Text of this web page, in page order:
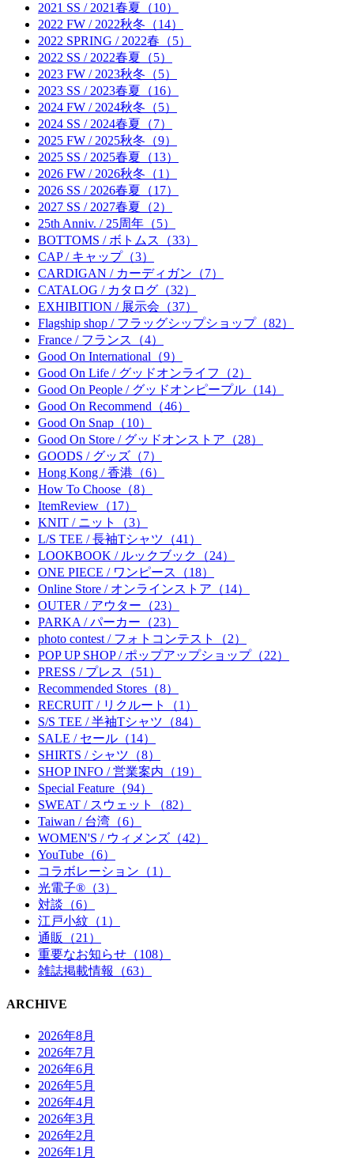
2021 SS / 2021春夏（10）
2022 FW / 2022秋冬（14）
2022 SPRING / 2022春（5）
2022 SS / 2022春夏（5）
2023 FW / 2023秋冬（5）
2023 SS / 2023春夏（16）
2024 FW / 2024秋冬（5）
2024 SS / 2024春夏（7）
2025 FW / 2025秋冬（9）
2025 SS / 2025春夏（13）
2026 FW / 2026秋冬（1）
2026 SS / 2026春夏（17）
2027 SS / 2027春夏（2）
25th Anniv. / 25周年（5）
BOTTOMS / ボトムス（33）
CAP / キャップ（3）
CARDIGAN / カーディガン（7）
CATALOG / カタログ（32）
EXHIBITION / 展示会（37）
Flagship shop / フラッグシップショップ（82）
France / フランス（4）
Good On International（9）
Good On Life / グッドオンライフ（2）
Good On People / グッドオンピープル（14）
Good On Recommend（46）
Good On Snap（10）
Good On Store / グッドオンストア（28）
GOODS / グッズ（7）
Hong Kong / 香港（6）
How To Choose（8）
ItemReview（17）
KNIT / ニット（3）
L/S TEE / 長袖Tシャツ（41）
LOOKBOOK / ルックブック（24）
ONE PIECE / ワンピース（18）
Online Store / オンラインストア（14）
OUTER / アウター（23）
PARKA / パーカー（23）
photo contest / フォトコンテスト（2）
POP UP SHOP / ポップアップショップ（22）
PRESS / プレス（51）
Recommended Stores（8）
RECRUIT / リクルート（1）
S/S TEE / 半袖Tシャツ（84）
SALE / セール（14）
SHIRTS / シャツ（8）
SHOP INFO / 営業案内（19）
Special Feature（94）
SWEAT / スウェット（82）
Taiwan / 台湾（6）
WOMEN'S / ウィメンズ（42）
YouTube（6）
コラボレーション（1）
光電子®（3）
対談（6）
江戸小紋（1）
通販（21）
重要なお知らせ（108）
雑誌掲載情報（63）
ARCHIVE
2026年8月
2026年7月
2026年6月
2026年5月
2026年4月
2026年3月
2026年2月
2026年1月